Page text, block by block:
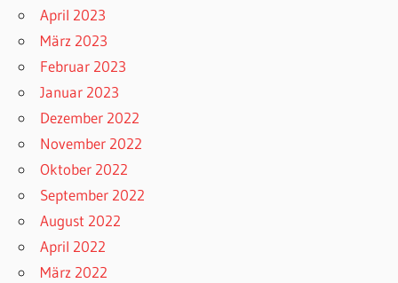
April 2023
März 2023
Februar 2023
Januar 2023
Dezember 2022
November 2022
Oktober 2022
September 2022
August 2022
April 2022
März 2022